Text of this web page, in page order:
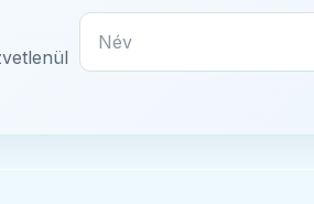
Név
Email cím